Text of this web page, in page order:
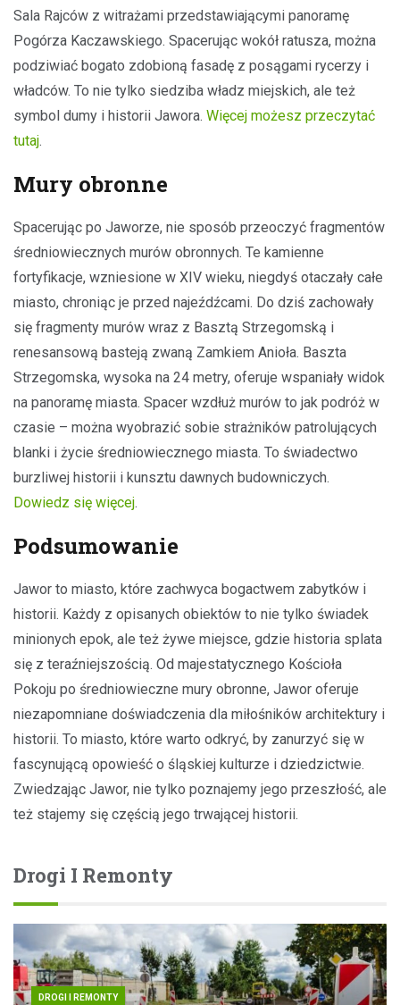
Sala Rajców z witrażami przedstawiającymi panoramę
Pogórza Kaczawskiego. Spacerując wokół ratusza, można
podziwiać bogato zdobioną fasadę z posągami rycerzy i
władców. To nie tylko siedziba władz miejskich, ale też
symbol dumy i historii Jawora. Więcej możesz przeczytać
tutaj.
Mury obronne
Spacerując po Jaworze, nie sposób przeoczyć fragmentów
średniowiecznych murów obronnych. Te kamienne
fortyfikacje, wzniesione w XIV wieku, niegdyś otaczały całe
miasto, chroniąc je przed najeźdźcami. Do dziś zachowały
się fragmenty murów wraz z Basztą Strzegomską i
renesansową basteją zwaną Zamkiem Anioła. Baszta
Strzegomska, wysoka na 24 metry, oferuje wspaniały widok
na panoramę miasta. Spacer wzdłuż murów to jak podróż w
czasie – można wyobrazić sobie strażników patrolujących
blanki i życie średniowiecznego miasta. To świadectwo
burzliwej historii i kunsztu dawnych budowniczych.
Dowiedz się więcej.
Podsumowanie
Jawor to miasto, które zachwyca bogactwem zabytków i
historii. Każdy z opisanych obiektów to nie tylko świadek
minionych epok, ale też żywe miejsce, gdzie historia splata
się z teraźniejszością. Od majestatycznego Kościoła
Pokoju po średniowieczne mury obronne, Jawor oferuje
niezapomniane doświadczenia dla miłośników architektury i
historii. To miasto, które warto odkryć, by zanurzyć się w
fascynującą opowieść o śląskiej kulturze i dziedzictwie.
Zwiedzając Jawor, nie tylko poznajemy jego przeszłość, ale
też stajemy się częścią jego trwającej historii.
Drogi I Remonty
DROGI I REMONTY